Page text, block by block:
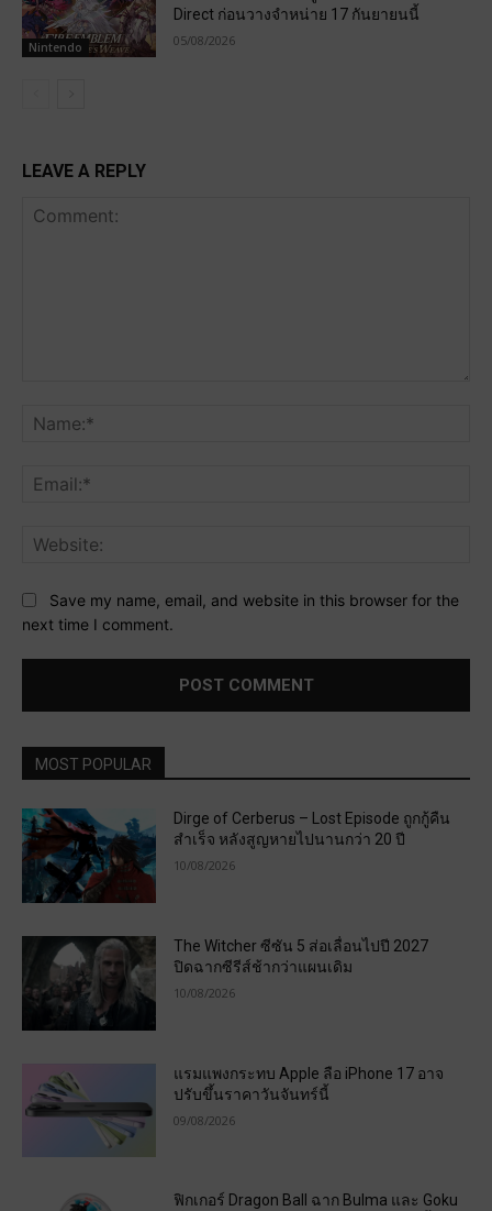
Nintendo
Direct ก่อนวางจำหน่าย 17 กันยายนนี้
05/08/2026
LEAVE A REPLY
Save my name, email, and website in this browser for the
next time I comment.
MOST POPULAR
Dirge of Cerberus – Lost Episode ถูกกู้คืน
สำเร็จ หลังสูญหายไปนานกว่า 20 ปี
10/08/2026
The Witcher ซีซัน 5 ส่อเลื่อนไปปี 2027
ปิดฉากซีรีส์ช้ากว่าแผนเดิม
10/08/2026
แรมแพงกระทบ Apple ลือ iPhone 17 อาจ
ปรับขึ้นราคาวันจันทร์นี้
09/08/2026
ฟิกเกอร์ Dragon Ball ฉาก Bulma และ Goku